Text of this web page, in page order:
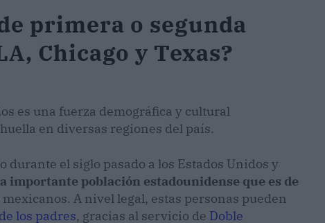
primera o segunda
Chicago y Texas?
es una fuerza demográfica y cultural
en diversas regiones del país.
el siglo pasado a los Estados Unidos y
importante población estadounidense que es de
A nivel legal, estas personas pueden
los padres, gracias al servicio de Doble